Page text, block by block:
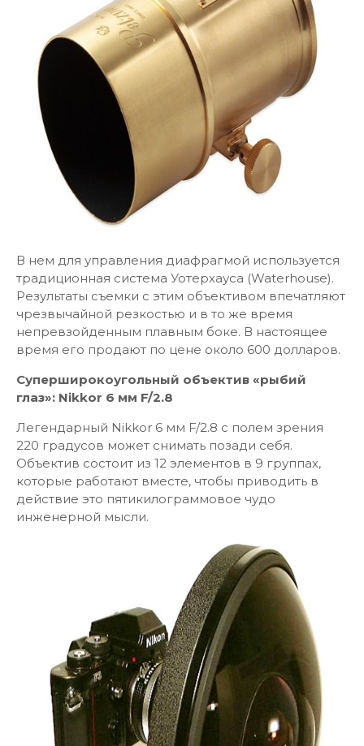
В нем для управления диафрагмой используется
традиционная система Уотерхауса (Waterhouse).
Результаты съемки с этим объективом впечатляют
чрезвычайной резкостью и в то же время
непревзойденным плавным боке. В настоящее
время его продают по цене около 600 долларов.
Суперширокоугольный объектив «рыбий
глаз»: Nikkor 6 мм F/2.8
Легендарный Nikkor 6 мм F/2.8 с полем зрения
220 градусов может снимать позади себя.
Объектив состоит из 12 элементов в 9 группах,
которые работают вместе, чтобы приводить в
действие это пятикилограммовое чудо
инженерной мысли.